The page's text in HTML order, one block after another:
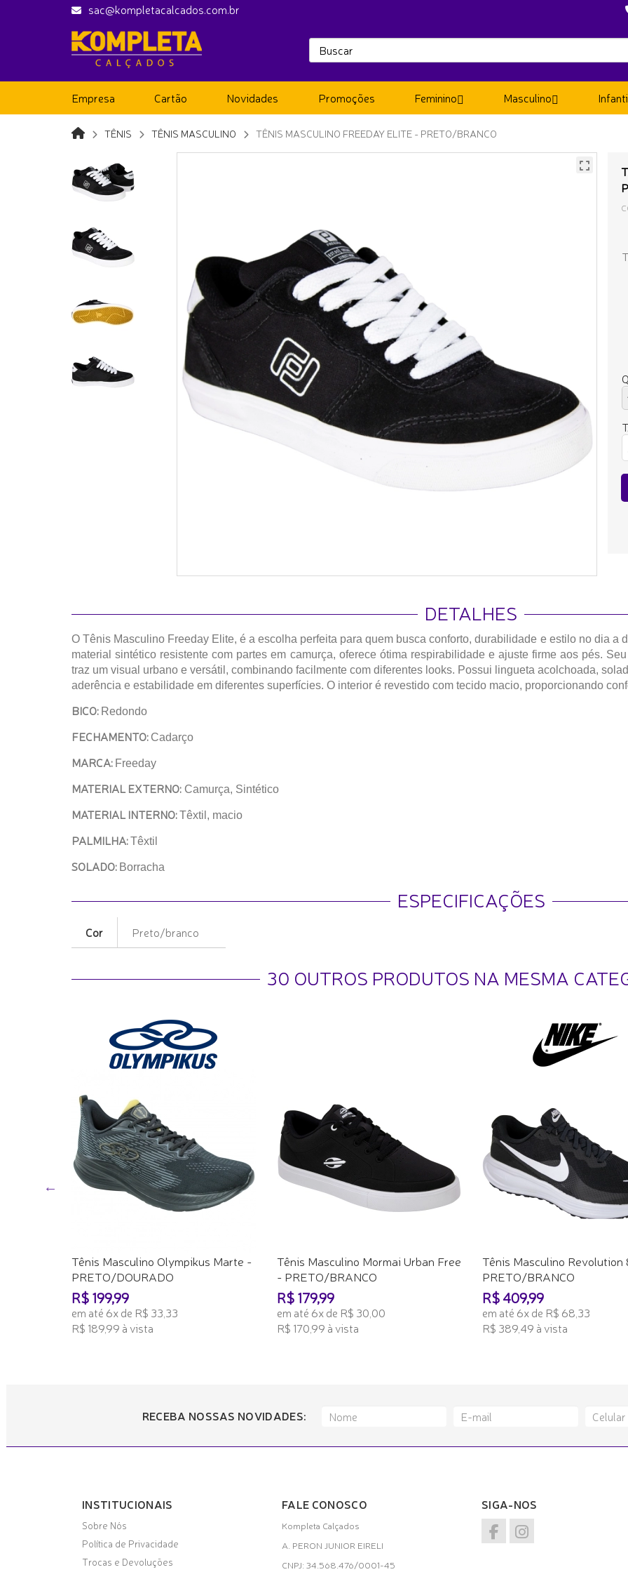
sac@kompletacalcados.com.br
Empresa Cartão Novidades Promoções Feminino Masculino
TÊNIS TÊNIS MASCULINO TÊNIS MASCULINO FREEDAY ELITE - PRETO/BRANCO
DETALHES
O Tênis Masculino Freeday Elite, é a escolha perfeita para quem busca conforto, durabilidade e estilo no dia a
material sintético resistente com partes em camurça, oferece ótima respirabilidade e ajuste firme aos pés.
traz um visual urbano e versátil, combinando facilmente com diferentes looks. Possui lingueta acolchoada,
aderência e estabilidade em diferentes superfícies. O interior é revestido com tecido macio, proporcionando
BICO: Redondo
FECHAMENTO: Cadarço
MARCA: Freeday
MATERIAL EXTERNO: Camurça, Sintético
MATERIAL INTERNO:Têxtil, macio
PALMILHA:Têxtil
SOLADO: Borracha
ESPECIFICAÇÕES
Cor Preto/branco
30 OUTROS PRODUTOS NA MESMA
Tênis Masculino Olympikus Marte -
PRETO/DOURADO
R$ 199,99
em até 6x de R$ 33,33
R$ 189,99 à vista
Tênis Masculino Mormai Urban Free
- PRETO/BRANCO
R$ 179,99
em até 6x de R$ 30,00
R$ 170,99 à vista
Tênis Masculino Revolution
PRETO/BRANCO
R$ 409,99
em até 6x de R$ 68,33
R$ 389,49 à vista
RECEBA NOSSAS NOVIDADES:
INSTITUCIONAIS
Sobre Nós
Política de Privacidade
Trocas e Devoluções
FALE CONOSCO
Kompleta Calçados
A. PERON JUNIOR EIRELI
CNPJ: 34.568.476/0001-45
SIGA-NOS